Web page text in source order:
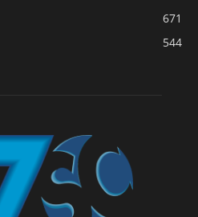
671
544